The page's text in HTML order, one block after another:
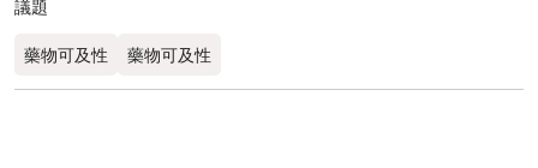
議題
藥物可及性 藥物可及性